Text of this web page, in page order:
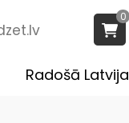
0
Radošā Latvija